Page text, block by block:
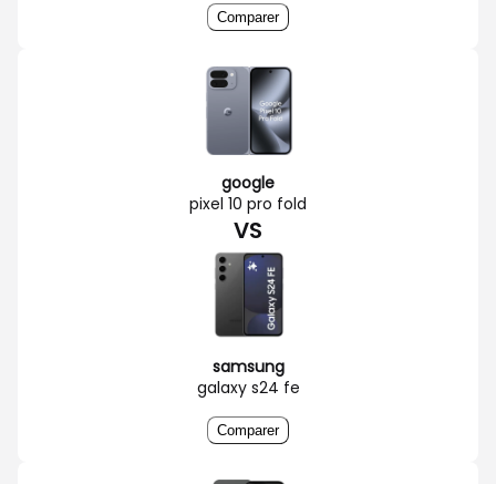
Comparer
google
pixel 10 pro fold
VS
samsung
galaxy s24 fe
Comparer